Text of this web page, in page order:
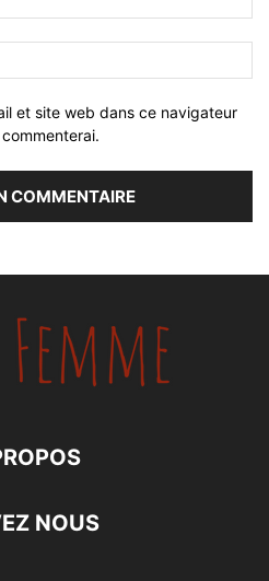
et site web dans ce navigateur
NOUS